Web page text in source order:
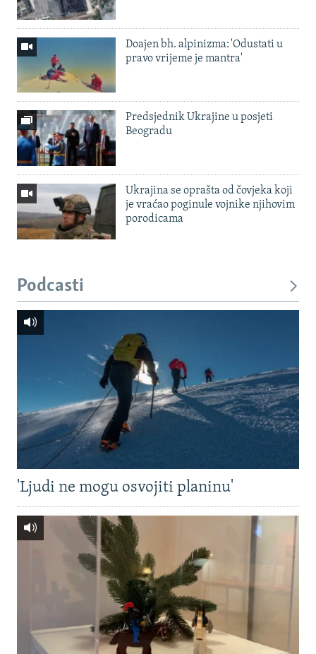
Doajen bh. alpinizma: 'Odustati u
pravo vrijeme je mantra'
Predsjednik Ukrajine u posjeti
Beogradu
Ukrajina se oprašta od čovjeka koji
je vraćao poginule vojnike njihovim
porodicama
Podcasti
'Ljudi ne mogu osvojiti planinu'